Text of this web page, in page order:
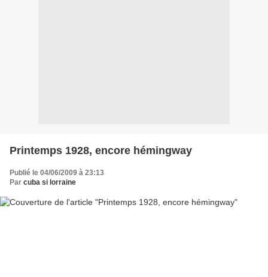
Printemps 1928, encore hémingway
Publié le 04/06/2009 à 23:13
Par cuba si lorraine